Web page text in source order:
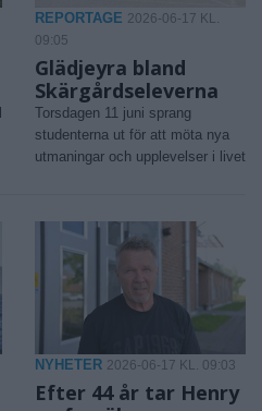
REPORTAGE 2026-06-17 KL.
09:05
Glädjeyra bland
Skärgårdseleverna
Torsdagen 11 juni sprang
studenterna ut för att möta nya
utmaningar och upplevelser i livet
NYHETER 2026-06-17 KL. 09:03
Efter 44 år tar Henry